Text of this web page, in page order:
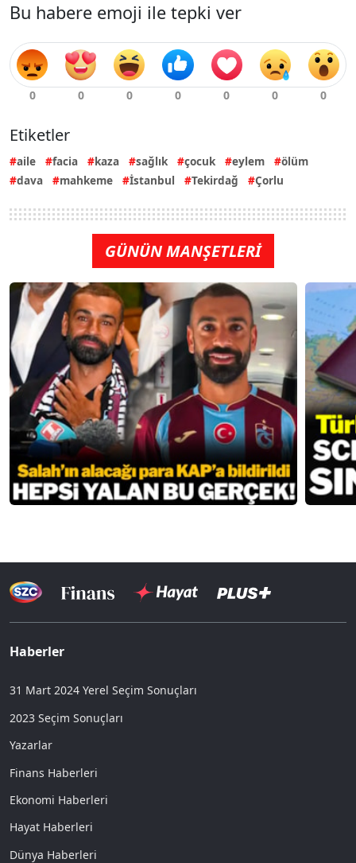
Bu habere emoji ile tepki ver
Etiketler
aile facia kaza sağlık çocuk eylem
ölüm
dava
mahkeme İstanbul Tekirdağ Çorlu
GÜNÜN MANŞETLERİ
Haberler
31 Mart 2024 Yerel Seçim Sonuçları
2023 Seçim Sonuçları
Yazarlar
Finans Haberleri
Ekonomi Haberleri
Hayat Haberleri
Dünya Haberleri